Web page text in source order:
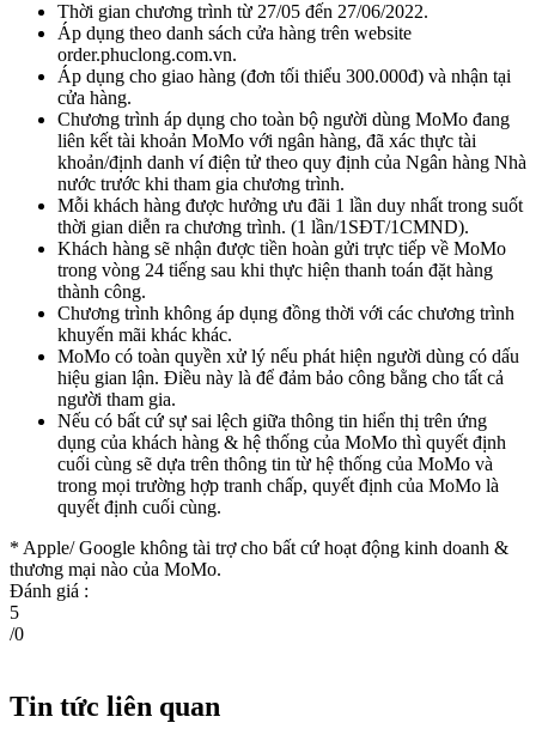
Thời gian chương trình từ 27/05 đến 27/06/2022.
Áp dụng theo danh sách cửa hàng trên website
order.phuclong.com.vn.
Áp dụng cho giao hàng (đơn tối thiểu 300.000đ) và nhận tại
cửa hàng.
Chương trình áp dụng cho toàn bộ người dùng MoMo đang
liên kết tài khoản MoMo với ngân hàng, đã xác thực tài
khoản/định danh ví điện tử theo quy định của Ngân hàng Nhà
nước trước khi tham gia chương trình.
Mỗi khách hàng được hưởng ưu đãi 1 lần duy nhất trong suốt
thời gian diễn ra chương trình. (1 lần/1SĐT/1CMND).
Khách hàng sẽ nhận được tiền hoàn gửi trực tiếp về MoMo
trong vòng 24 tiếng sau khi thực hiện thanh toán đặt hàng
thành công.
Chương trình không áp dụng đồng thời với các chương trình
khuyến mãi khác khác.
MoMo có toàn quyền xử lý nếu phát hiện người dùng có dấu
hiệu gian lận. Điều này là để đảm bảo công bằng cho tất cả
người tham gia.
Nếu có bất cứ sự sai lệch giữa thông tin hiển thị trên ứng
dụng của khách hàng & hệ thống của MoMo thì quyết định
cuối cùng sẽ dựa trên thông tin từ hệ thống của MoMo và
trong mọi trường hợp tranh chấp, quyết định của MoMo là
quyết định cuối cùng.
* Apple/ Google không tài trợ cho bất cứ hoạt động kinh doanh &
thương mại nào của MoMo.
Đánh giá :
5
/0
Tin tức liên quan